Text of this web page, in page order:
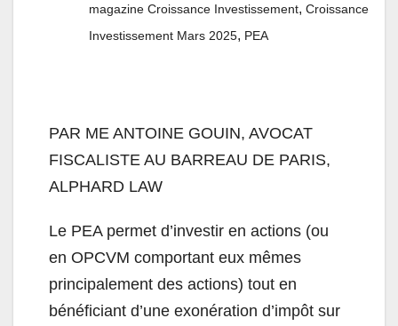
magazine Croissance Investissement, Croissance
Investissement Mars 2025, PEA
PAR ME ANTOINE GOUIN, AVOCAT
FISCALISTE AU BARREAU DE PARIS,
ALPHARD LAW
Le PEA permet d’investir en actions (ou
en OPCVM comportant eux mêmes
principalement des actions) tout en
bénéficiant d’une exonération d’impôt sur